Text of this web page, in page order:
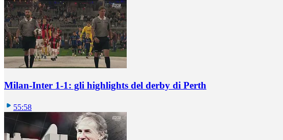
Milan-Inter 1-1: gli highlights del derby di Perth
55:58